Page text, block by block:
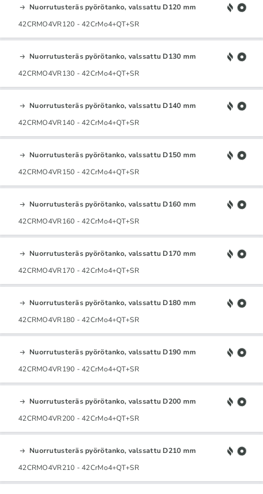
Nuorrutusteräs pyörötanko, valssattu D120 mm
42CRMO4VR120 - 42CrMo4+QT+SR
Nuorrutusteräs pyörötanko, valssattu D130 mm
42CRMO4VR130 - 42CrMo4+QT+SR
Nuorrutusteräs pyörötanko, valssattu D140 mm
42CRMO4VR140 - 42CrMo4+QT+SR
Nuorrutusteräs pyörötanko, valssattu D150 mm
42CRMO4VR150 - 42CrMo4+QT+SR
Nuorrutusteräs pyörötanko, valssattu D160 mm
42CRMO4VR160 - 42CrMo4+QT+SR
Nuorrutusteräs pyörötanko, valssattu D170 mm
42CRMO4VR170 - 42CrMo4+QT+SR
Nuorrutusteräs pyörötanko, valssattu D180 mm
42CRMO4VR180 - 42CrMo4+QT+SR
Nuorrutusteräs pyörötanko, valssattu D190 mm
42CRMO4VR190 - 42CrMo4+QT+SR
Nuorrutusteräs pyörötanko, valssattu D200 mm
42CRMO4VR200 - 42CrMo4+QT+SR
Nuorrutusteräs pyörötanko, valssattu D210 mm
42CRMO4VR210 - 42CrMo4+QT+SR